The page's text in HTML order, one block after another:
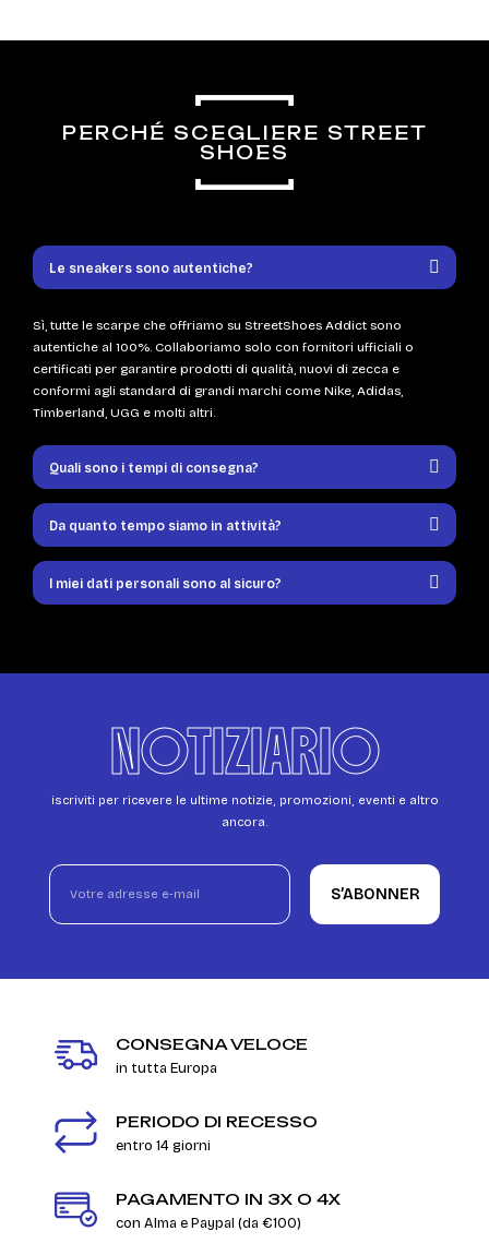
PERCHÉ SCEGLIERE STREET
SHOES
Le sneakers sono autentiche?
Sì, tutte le scarpe che offriamo su StreetShoes Addict sono
autentiche al 100%. Collaboriamo solo con fornitori ufficiali o
certificati per garantire prodotti di qualità, nuovi di zecca e
conformi agli standard di grandi marchi come Nike, Adidas,
Timberland, UGG e molti altri.
Quali sono i tempi di consegna?
Da quanto tempo siamo in attività?
I miei dati personali sono al sicuro?
NOTIZIARIO
iscriviti per ricevere le ultime notizie, promozioni, eventi e altro
ancora.
S’ABONNER
CONSEGNA VELOCE
in tutta Europa
PERIODO DI RECESSO
entro 14 giorni
PAGAMENTO IN 3X O 4X
con Alma e Paypal (da €100)